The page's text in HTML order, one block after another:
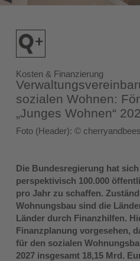
Kosten & Finanzierung
sozialen Wohnen:
„Junges Wohnen“
Foto (Header): ©
Die Bundesregierung hat
perspektivisch 100.000
pro Jahr zu schaffen.
Wohnungsbau sind die
Länder durch Finanzhilfen.
Finanzplanung vorgesehen,
für den sozialen
2027 insgesamt 18,15 Mrd.